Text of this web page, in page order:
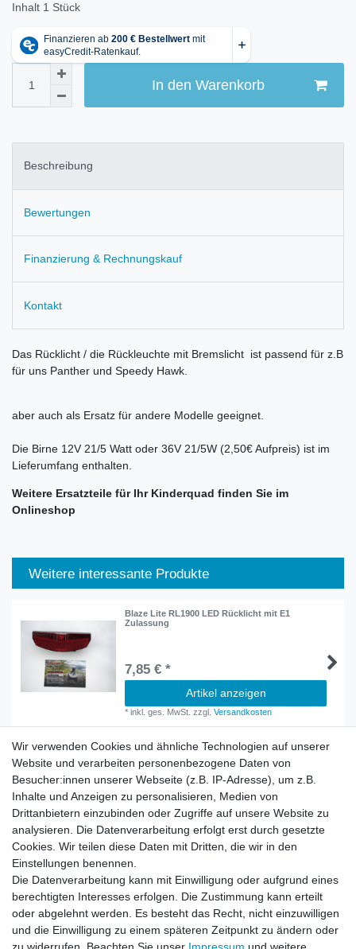
Inhalt 1 Stück
In den Warenkorb
Beschreibung
Bewertungen
Finanzierung & Rechnungskauf
Kontakt
Das Rücklicht / die Rückleuchte mit Bremslicht ist passend für z.B
für uns Panther und Speedy Hawk.
aber auch als Ersatz für andere Modelle geeignet.
Die Birne 12V 21/5 Watt oder 36V 21/5W (2,50€ Aufpreis) ist im
Lieferumfang enthalten.
Weitere Ersatzteile für Ihr Kinderquad finden Sie im
Onlineshop
Weitere interessante Produkte
Blaze Lite RL1900 LED Rücklicht mit E1
Zulassung
7,85 € *
Artikel anzeigen
*inkl. ges. MwSt. zzgl.Versandkosten
Rechtliches
Widerrufsrecht
Datenschutzerklärung
Service
Kontakt
Datenschutzerklärung
Wir verwenden Cookies und ähnliche Technologien auf unserer
Website und verarbeiten personenbezogene Daten von
Besucher:innen unserer Webseite (z.B. IP-Adresse), um z.B.
Inhalte und Anzeigen zu personalisieren, Medien von
Drittanbietern einzubinden oder Zugriffe auf unsere Website zu
analysieren. Die Datenverarbeitung erfolgt erst durch gesetzte
Cookies. Wir teilen diese Daten mit Dritten, die wir in den
Einstellungen benennen.
Die Datenverarbeitung kann mit Einwilligung oder aufgrund eines
berechtigten Interesses erfolgen. Die Zustimmung kann erteilt
oder abgelehnt werden. Es besteht das Recht, nicht einzuwilligen
und die Einwilligung zu einem späteren Zeitpunkt zu ändern oder